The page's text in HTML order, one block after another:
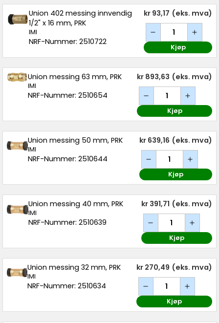
Union 402 messing innvendig
1/2" x 16 mm, PRK
IMI
NRF-Nummer: 2510722
kr 93,17 (eks. mva)
Kjøp
Union messing 63 mm, PRK
IMI
NRF-Nummer: 2510654
kr 893,63 (eks. mva)
Kjøp
Union messing 50 mm, PRK
IMI
NRF-Nummer: 2510644
kr 639,16 (eks. mva)
Kjøp
Union messing 40 mm, PRK
IMI
NRF-Nummer: 2510639
kr 391,71 (eks. mva)
Kjøp
Union messing 32 mm, PRK
IMI
NRF-Nummer: 2510634
kr 270,49 (eks. mva)
Kjøp